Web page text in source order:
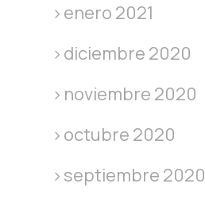
enero 2021
diciembre 2020
noviembre 2020
octubre 2020
septiembre 2020